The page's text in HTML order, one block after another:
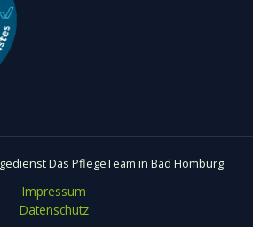
Das PflegeTeam in Bad Homburg
Impressum
Datenschutz